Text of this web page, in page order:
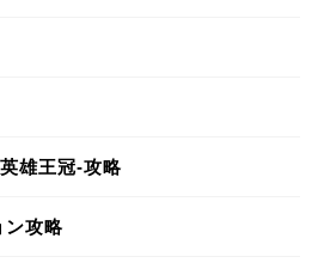
雄王冠-攻略
ン攻略